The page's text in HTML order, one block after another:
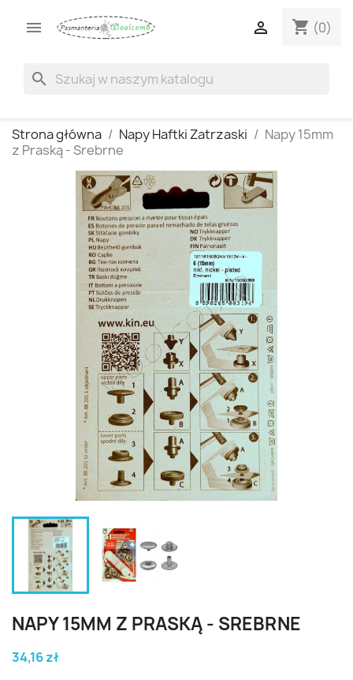
 shopping_cart (0)

search
Strona główna Napy Haftki Zatrzaski
Napy 15mm
z Praską - Srebrne
NAPY 15MM Z PRASKĄ - SREBRNE
34,16 zł